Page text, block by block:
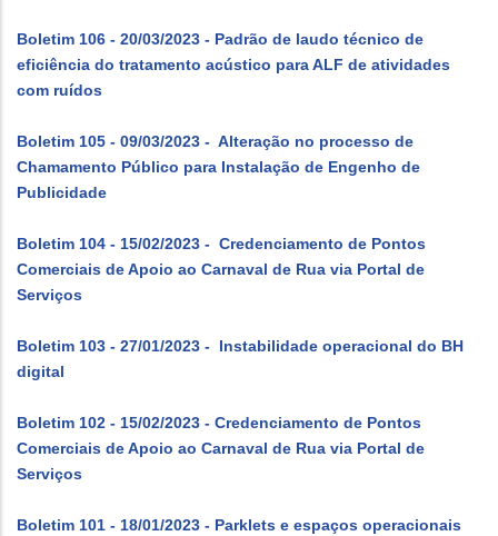
Boletim 106 - 20/03/2023 - Padrão de laudo técnico de
eficiência do tratamento acústico para ALF de atividades
com ruídos
Boletim 105 - 09/03/2023 - Alteração no processo de
Chamamento Público para Instalação de Engenho de
Publicidade
Boletim 104 - 15/02/2023 - Credenciamento de Pontos
Comerciais de Apoio ao Carnaval de Rua via Portal de
Serviços
Boletim 103 - 27/01/2023 - Instabilidade operacional do BH
digital
Boletim 102 - 15/02/2023 - Credenciamento de Pontos
Comerciais de Apoio ao Carnaval de Rua via Portal de
Serviços
Boletim 101 - 18/01/2023 - Parklets e espaços operacionais